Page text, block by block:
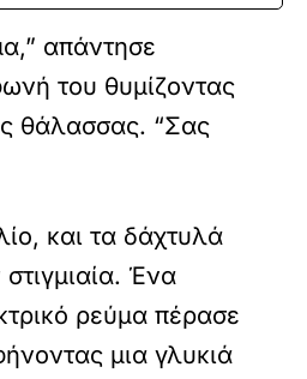
απάντησε
του θυμίζοντας
θάλασσας. “Σας
και τα δάχτυλά
Ένα
ρεύμα πέρασε
μια γλυκιά